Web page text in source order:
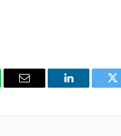
تويتر لينكدإن
البريد